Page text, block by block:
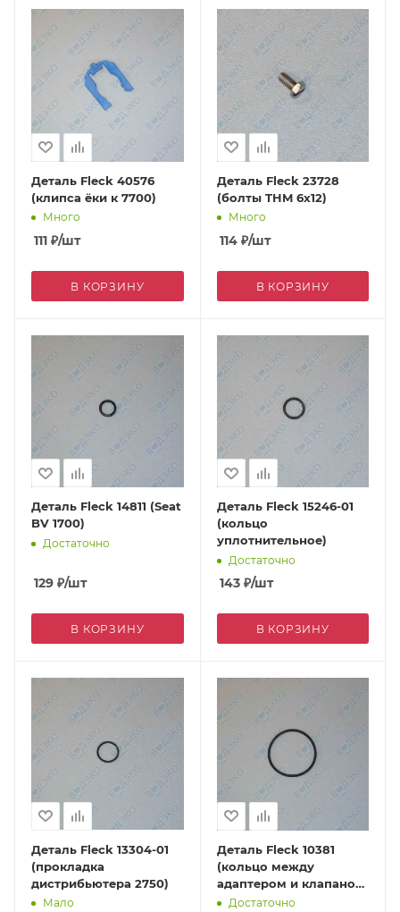
Деталь Fleck 40576
(клипса ёки к 7700)
Много
111 ₽/шт
В КОРЗИНУ
Деталь Fleck 23728
(болты THM 6х12)
Много
114₽/шт
В КОРЗИНУ
Деталь Fleck 14811 (Seat
BV 1700)
Достаточно
129 ₽/шт
В КОРЗИНУ
Деталь Fleck 15246-01
(кольцо
уплотнительное)
Достаточно
143₽/шт
В КОРЗИНУ
Деталь Fleck 13304-01
(прокладка
дистрибьютера 2750)
Мало
Деталь Fleck 10381
(кольцо между
адаптером и клапаном
2750)
Достаточно